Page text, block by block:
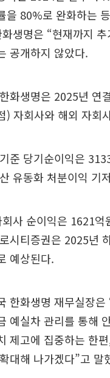
을 80%로 완화하는
생명은 “현재까지
공개하지 않았다.
화생명은 2025년 연
) 자회사와 해외 자회
준 당기순이익은
유동화 처분이익 기
회사 순이익은 1621
시티증권은 2025년
예상된다.
한화생명 재무실장
예실차 관리를 통해
제고에 집중하는 한
대해 나가겠다”고 말